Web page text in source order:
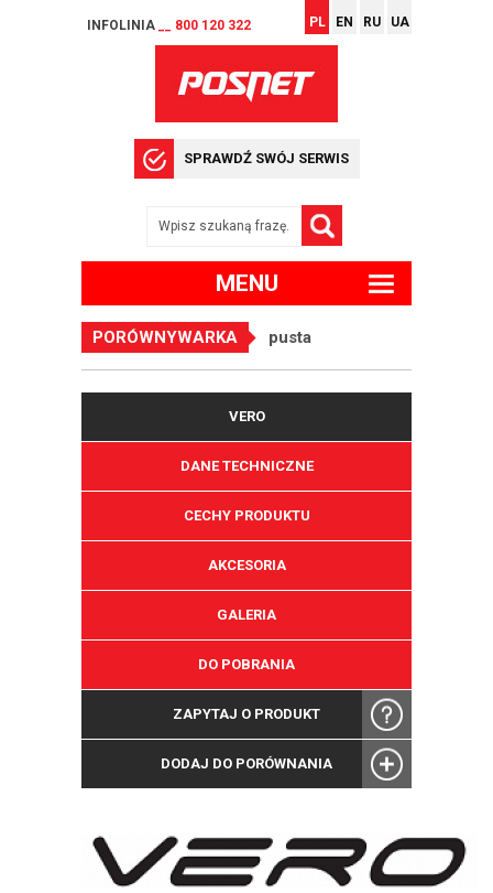
INFOLINIA __ 800 120 322 PL EN RU UA
SPRAWDŹ SWÓJ SERWIS
MENU
PORÓWNYWARKA pusta
VERO
DANE TECHNICZNE
CECHY PRODUKTU
AKCESORIA
GALERIA
DO POBRANIA
ZAPYTAJ O PRODUKT
DODAJ DO PORÓWNANIA